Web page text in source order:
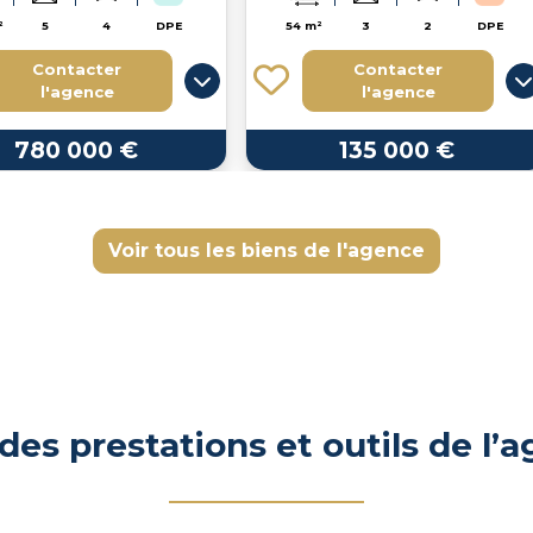
5 4 DPE
Contacter
l'agence
780 000 €
54 m² 3 2 DPE
Contacter
l'agence
135 000 €
Voir tous les biens de l'agence
prestations et outils de